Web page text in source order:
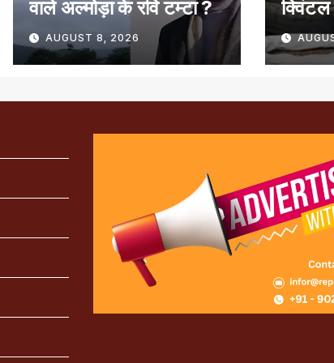
वाले अल्मोड़ा के रवि टम्टा ?
AUGUST 8, 2026
क्विंटल